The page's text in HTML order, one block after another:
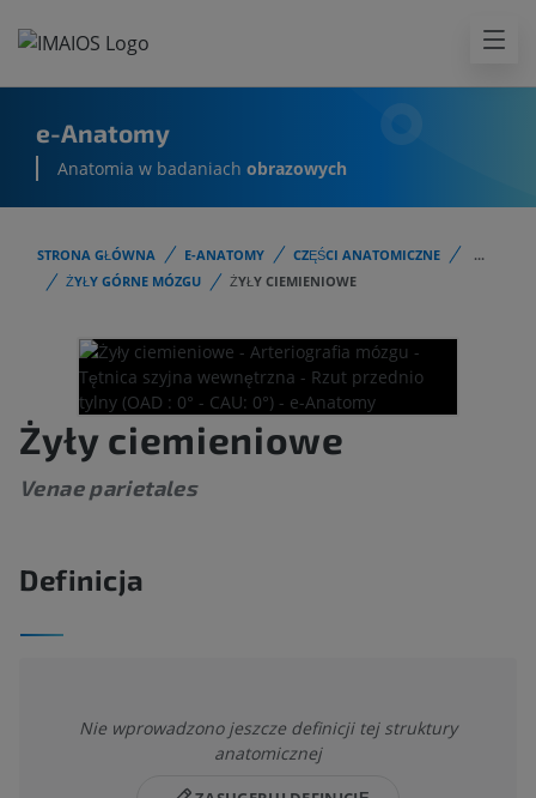
e-Anatomy
Anatomia w badaniach obrazowych
STRONA GŁÓWNA E-ANATOMY CZĘŚCI ANATOMICZNE
...
ŻYŁY GÓRNE MÓZGU
ŻYŁY CIEMIENIOWE
Żyły ciemieniowe
Venae parietales
Definicja
Nie wprowadzono jeszcze definicji tej struktury
anatomicznej